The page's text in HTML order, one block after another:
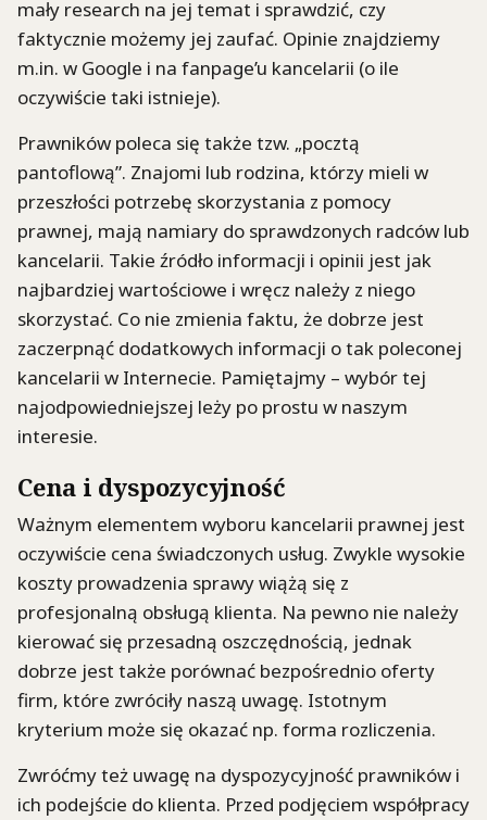
mały research na jej temat i sprawdzić, czy
faktycznie możemy jej zaufać. Opinie znajdziemy
m.in. w Google i na fanpage’u kancelarii (o ile
oczywiście taki istnieje).
Prawników poleca się także tzw. „pocztą
pantoflową”. Znajomi lub rodzina, którzy mieli w
przeszłości potrzebę skorzystania z pomocy
prawnej, mają namiary do sprawdzonych radców lub
kancelarii. Takie źródło informacji i opinii jest jak
najbardziej wartościowe i wręcz należy z niego
skorzystać. Co nie zmienia faktu, że dobrze jest
zaczerpnąć dodatkowych informacji o tak poleconej
kancelarii w Internecie. Pamiętajmy – wybór tej
najodpowiedniejszej leży po prostu w naszym
interesie.
Cena i dyspozycyjność
Ważnym elementem wyboru kancelarii prawnej jest
oczywiście cena świadczonych usług. Zwykle wysokie
koszty prowadzenia sprawy wiążą się z
profesjonalną obsługą klienta. Na pewno nie należy
kierować się przesadną oszczędnością, jednak
dobrze jest także porównać bezpośrednio oferty
firm, które zwróciły naszą uwagę. Istotnym
kryterium może się okazać np. forma rozliczenia.
Zwróćmy też uwagę na dyspozycyjność prawników i
ich podejście do klienta. Przed podjęciem współpracy